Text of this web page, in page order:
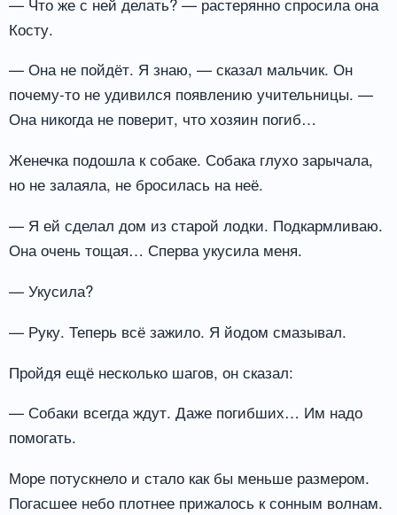
Косту.
— Она не пойдёт. Я знаю, — сказал мальчик. Он
почему-то не удивился появлению учительницы. —
Она никогда не поверит, что хозяин погиб…
Женечка подошла к собаке. Собака глухо зарычала,
но не залаяла, не бросилась на неё.
— Я ей сделал дом из старой лодки. Подкармливаю.
Она очень тощая… Сперва укусила меня.
— Укусила?
— Руку. Теперь всё зажило. Я йодом смазывал.
Пройдя ещё несколько шагов, он сказал:
— Собаки всегда ждут. Даже погибших… Им надо
помогать.
Море потускнело и стало как бы меньше размером.
Погасшее небо плотнее прижалось к сонным волнам.